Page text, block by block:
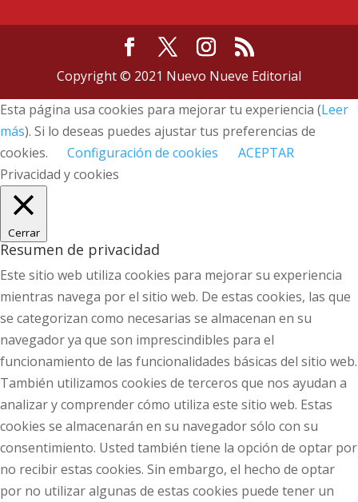
Copyright © 2021 Nuevo Nueve Editorial
Esta página usa cookies para mejorar tu experiencia (Leer
más). Si lo deseas puedes ajustar tus preferencias de
cookies.
Configuración de cookies
ACEPTAR
Privacidad y cookies
Cerrar
Resumen de privacidad
Este sitio web utiliza cookies para mejorar su experiencia
mientras navega por el sitio web. De estas cookies, las que
se categorizan como necesarias se almacenan en su
navegador ya que son imprescindibles para el
funcionamiento de las funcionalidades básicas del sitio web.
También utilizamos cookies de terceros que nos ayudan a
analizar y comprender cómo utiliza este sitio web. Estas
cookies se almacenarán en su navegador sólo con su
consentimiento. Usted también tiene la opción de optar por
no recibir estas cookies. Sin embargo, el hecho de optar
por no utilizar algunas de estas cookies puede tener un